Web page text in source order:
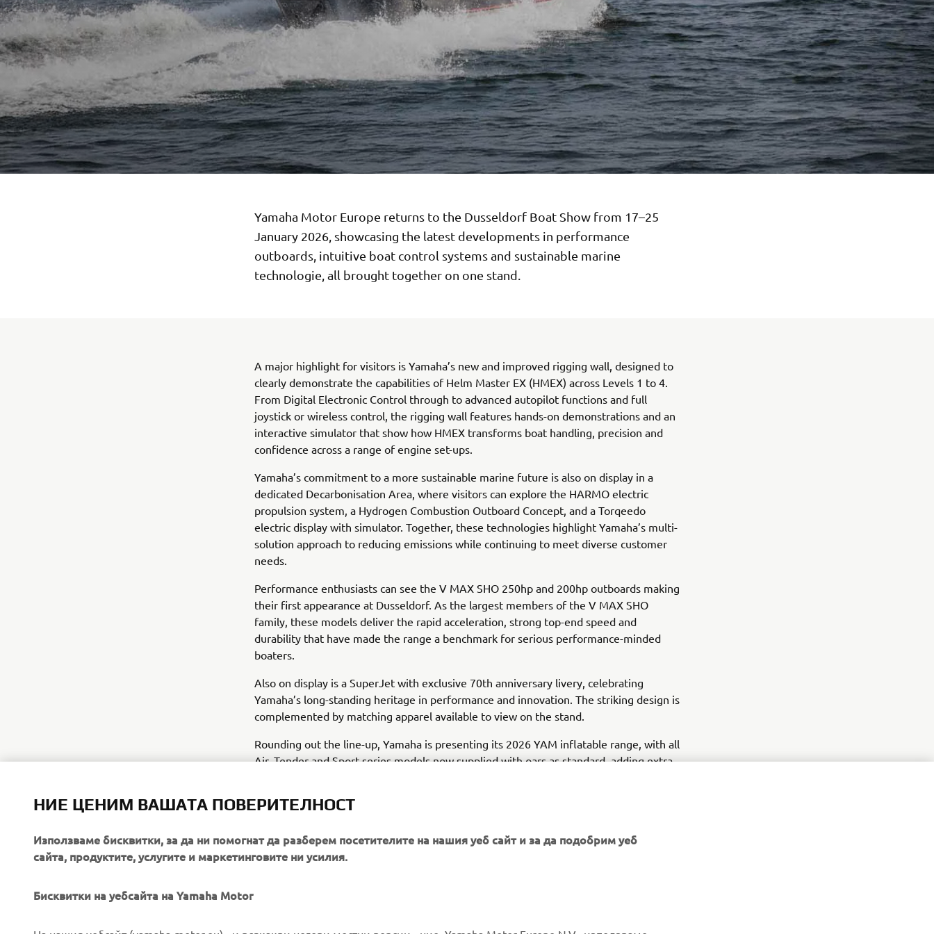
Yamaha Motor Europe returns to the Dusseldorf Boat Show from 17–25
January 2026, showcasing the latest developments in performance
outboards, intuitive boat control systems and sustainable marine
technologie, all brought together on one stand.
A major highlight for visitors is Yamaha’s new and improved rigging wall, designed to
clearly demonstrate the capabilities of Helm Master EX (HMEX) across Levels 1 to 4.
From Digital Electronic Control through to advanced autopilot functions and full
joystick or wireless control, the rigging wall features hands-on demonstrations and an
interactive simulator that show how HMEX transforms boat handling, precision and
confidence across a range of engine set-ups.
Yamaha’s commitment to a more sustainable marine future is also on display in a
dedicated Decarbonisation Area, where visitors can explore the HARMO electric
propulsion system, a Hydrogen Combustion Outboard Concept, and a Torqeedo
electric display with simulator. Together, these technologies highlight Yamaha’s multi-
solution approach to reducing emissions while continuing to meet diverse customer
needs.
Performance enthusiasts can see the V MAX SHO 250hp and 200hp outboards making
their first appearance at Dusseldorf. As the largest members of the V MAX SHO
family, these models deliver the rapid acceleration, strong top-end speed and
durability that have made the range a benchmark for serious performance-minded
boaters.
Also on display is a SuperJet with exclusive 70th anniversary livery, celebrating
Yamaha’s long-standing heritage in performance and innovation. The striking design is
complemented by matching apparel available to view on the stand.
Rounding out the line-up, Yamaha is presenting its 2026 YAM inflatable range, with all
Air, Tender and Sport series models now supplied with oars as standard, adding extra
Visitors can find Yamaha Motor Europe at
НИЕ ЦЕНИМ ВАШАТА ПОВЕРИТЕЛНОСТ
Използваме бисквитки, за да ни помогнат да разберем посетителите на нашия уеб сайт и за да подобрим уеб
сайта, продуктите, услугите и маркетинговите ни усилия.
Бисквитки на уебсайта на Yamaha Motor